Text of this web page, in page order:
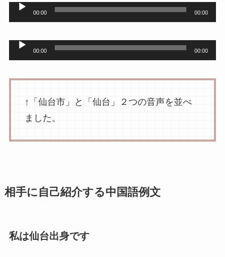
プ
レ
00:00 00:00
プ
ー
00:00 00:00
↑「仙台市」と「仙台」２つの音声を並べ
ました。
相手に自己紹介する中国語例文
私は仙台出身です